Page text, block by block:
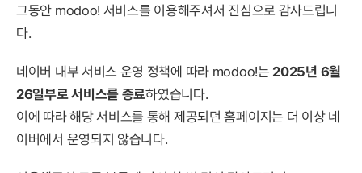
그동안 modoo! 서비스를 이용해주셔서 진심으로 감사드립니
다.
네이버 내부 서비스 운영 정책에 따라 modoo!는 2025년 6월
26일부로 서비스를 종료하였습니다.
이에 따라 해당 서비스를 통해 제공되던 홈페이지는 더 이상 네
이버에서 운영되지 않습니다.